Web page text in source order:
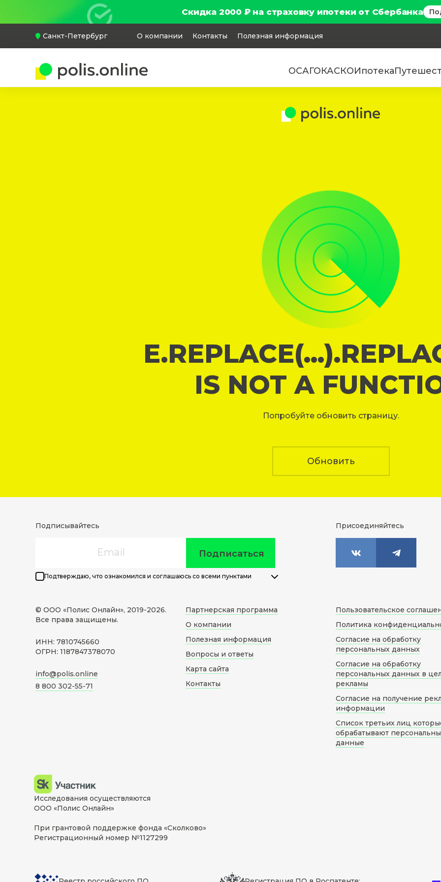
Скидка 2000 ₽ на страховку ипотеки от Сбербанка
Санкт-Петербург О компании Контакты Полезная информация
ОСАГОКАСКОИпотека
IS NOT A
Попробуйте обновить страницу.
Обновить
Подписывайтесь
Подписаться
Подтверждаю, что ознакомился и соглашаюсь со всеми пунктами
Присоединяйтесь
© ООО «Полис Онлайн», 2019-2026.
Все права защищены.
ИНН: 7810745660
ОГРН: 1187847378070
info@polis.online
8 800 302-55-71
Партнерская программа
О компании
Полезная информация
Вопросы и ответы
Карта сайта
Контакты
Пользовательское
Политика
Согласие на обработку
персональных данных
Согласие на обработку
персональных данных в
рекламы
Согласие на получение
информации
Список третьих лиц
обрабатывают
данные
Исследования осуществляются
ООО «Полис Онлайн»
При грантовой поддержке фонда «Сколково»
Регистрационный номер №1127299